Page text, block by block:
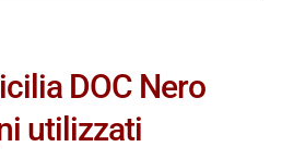
DOC Nero
utilizzati